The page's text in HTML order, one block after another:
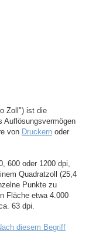
Zoll") ist die
Auflösungsvermögen
von Druckern oder
600 oder 1200 dpi,
Quadratzoll (25,4
Punkte zu
Fläche etwa 4.000
63 dpi.
diesem Begriff